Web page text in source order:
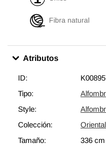
Fibra natural
Atributos
ID:
Tipo:
Style:
Colección:
Tamaño:
336 cm